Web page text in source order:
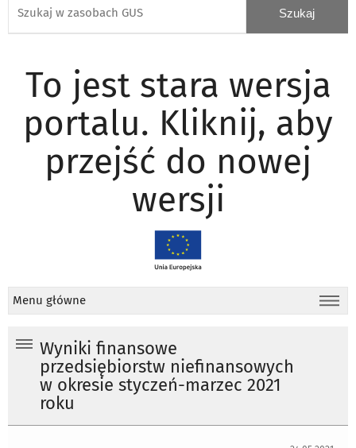
To jest stara wersja
portalu. Kliknij, aby
przejść do nowej
wersji
Menu główne
Wyniki finansowe
przedsiębiorstw niefinansowych
w okresie styczeń-marzec 2021
roku